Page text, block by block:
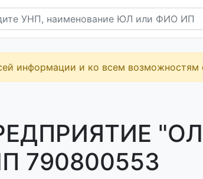
информации и ко всем возможностям
790800553